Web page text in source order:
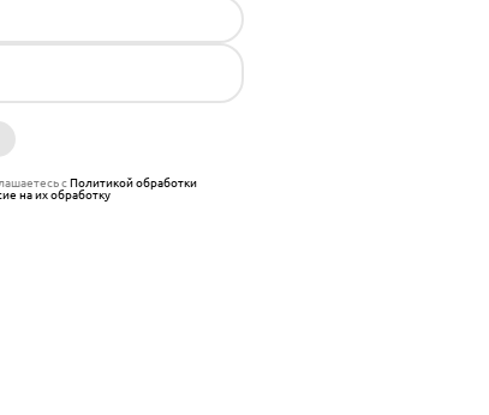
сПолитикой обработки
на их обработку